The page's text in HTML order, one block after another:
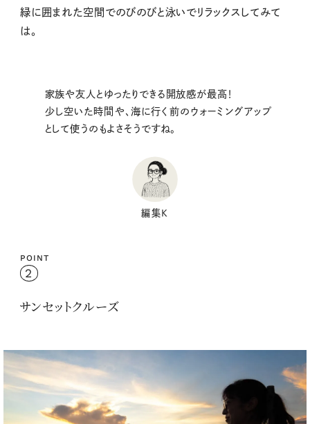
緑に囲まれた空間でのびのびと泳いでリラックスしてみて
は。
家族や友人とゆったりできる開放感が最高！
少し空いた時間や、海に行く前のウォーミングアップ
として使うのもよさそうですね。
編集K
POINT
2
サンセットクルーズ